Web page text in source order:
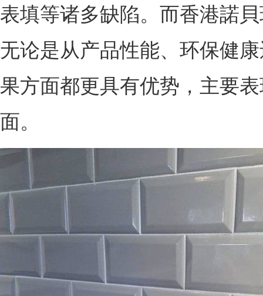
表填等诸多缺陷。而香港諾
无论是从产品性能、环保健
果方面都更具有优势，主要
面。